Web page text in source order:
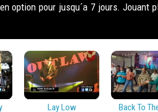
option pour jusqu´a 7 jours.
Lay Low Back To